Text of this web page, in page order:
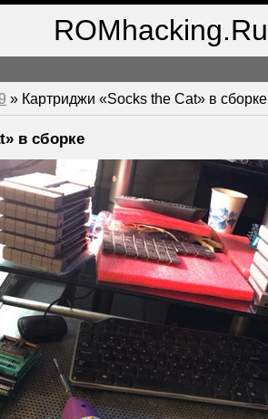
ROMhacking.Ru
» Картриджи «Socks the Cat» в сборке
в сборке